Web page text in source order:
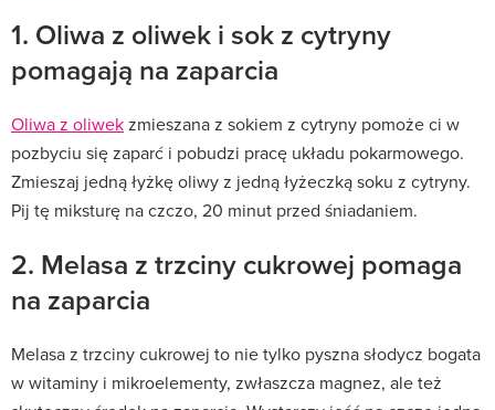
1. Oliwa z oliwek i sok z cytryny
pomagają na zaparcia
Oliwa z oliwekzmieszana z sokiem z cytryny pomoże ci w
pozbyciu się zaparć i pobudzi pracę układu pokarmowego.
Zmieszaj jedną łyżkę oliwy z jedną łyżeczką soku z cytryny.
Pij tę miksturę na czczo, 20 minut przed śniadaniem.
2. Melasa z trzciny cukrowej pomaga
na zaparcia
Melasa z trzciny cukrowej to nie tylko pyszna słodycz bogata
w witaminy i mikroelementy, zwłaszcza magnez, ale też